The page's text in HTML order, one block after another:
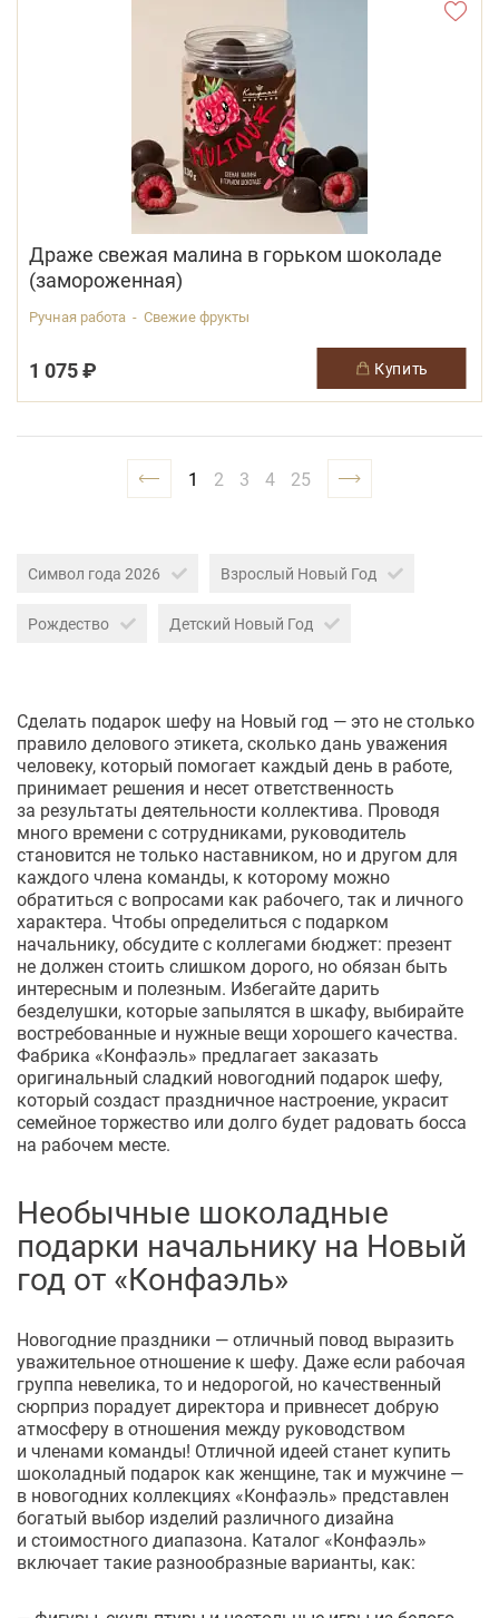
Драже свежая малина в горьком шоколаде
(замороженная)
Ручная работа - Свежие фрукты
1 075 ₽ купить
1 2 3 4 25
Символ года 2026 Взрослый Новый Год
Рождество Детский Новый Год
Сделать подарок шефу на Новый год — это не столько
правило делового этикета, сколько дань уважения
человеку, который помогает каждый день в работе,
принимает решения и несет ответственность
за результаты деятельности коллектива. Проводя
много времени с сотрудниками, руководитель
становится не только наставником, но и другом для
каждого члена команды, к которому можно
обратиться с вопросами как рабочего, так и личного
характера. Чтобы определиться с подарком
начальнику, обсудите с коллегами бюджет: презент
не должен стоить слишком дорого, но обязан быть
интересным и полезным. Избегайте дарить
безделушки, которые запылятся в шкафу, выбирайте
востребованные и нужные вещи хорошего качества.
Фабрика «Конфаэль» предлагает заказать
оригинальный сладкий новогодний подарок шефу,
который создаст праздничное настроение, украсит
семейное торжество или долго будет радовать босса
на рабочем месте.
Необычные шоколадные
подарки начальнику на Новый
год от «Конфаэль»
Новогодние праздники — отличный повод выразить
уважительное отношение к шефу. Даже если рабочая
группа невелика, то и недорогой, но качественный
сюрприз порадует директора и привнесет добрую
атмосферу в отношения между руководством
и членами команды! Отличной идеей станет купить
шоколадный подарок как женщине, так и мужчине —
в новогодних коллекциях «Конфаэль» представлен
богатый выбор изделий различного дизайна
и стоимостного диапазона. Каталог «Конфаэль»
включает такие разнообразные варианты, как: